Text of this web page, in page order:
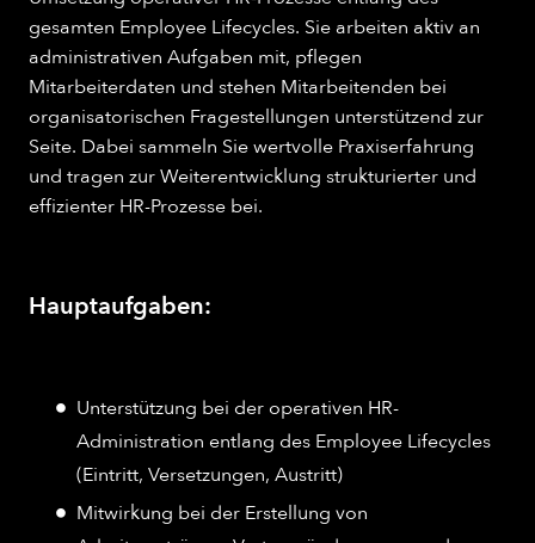
gesamten Employee Lifecycles. Sie arbeiten aktiv an
administrativen Aufgaben mit, pflegen
Mitarbeiterdaten und stehen Mitarbeitenden bei
organisatorischen Fragestellungen unterstützend zur
Seite. Dabei sammeln Sie wertvolle Praxiserfahrung
und tragen zur Weiterentwicklung strukturierter und
effizienter HR-Prozesse bei.
Hauptaufgaben:
Unterstützung bei der operativen HR-
Administration entlang des Employee Lifecycles
(Eintritt, Versetzungen, Austritt)
Mitwirkung bei der Erstellung von